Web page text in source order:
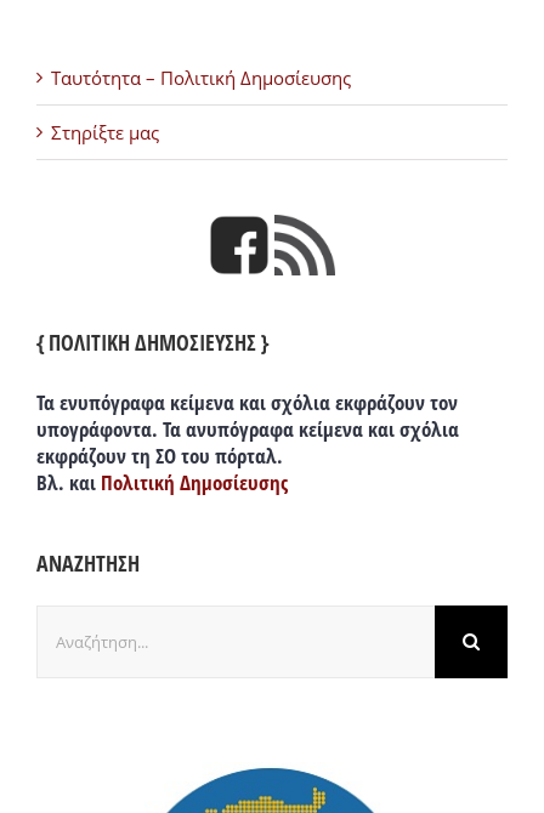
Ταυτότητα – Πολιτική Δημοσίευσης
Στηρίξτε μας
{ ΠΟΛΙΤΙΚΗ ΔΗΜΟΣΙΕΥΣΗΣ }
Τα ενυπόγραφα κείμενα και σχόλια εκφράζουν τον
υπογράφοντα. Τα ανυπόγραφα κείμενα και σχόλια
εκφράζουν τη ΣΟ του πόρταλ.
Βλ. και Πολιτική Δημοσίευσης
ΑΝΑΖΗΤΗΣΗ
για: